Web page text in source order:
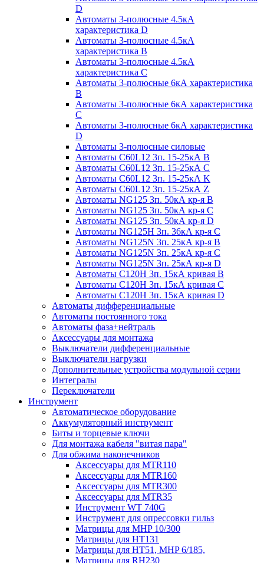
D
Автоматы 3-полюсные 4.5кА
характеристика D
Автоматы 3-полюсные 4.5кА
характеристика В
Автоматы 3-полюсные 4.5кА
характеристика С
Автоматы 3-полюсные 6кА характеристика
B
Автоматы 3-полюсные 6кА характеристика
C
Автоматы 3-полюсные 6кА характеристика
D
Автоматы 3-полюсные силовые
Автоматы C60L12 3п. 15-25кА B
Автоматы C60L12 3п. 15-25кА C
Автоматы C60L12 3п. 15-25кА K
Автоматы C60L12 3п. 15-25кА Z
Автоматы NG125 3п. 50кА кр-я B
Автоматы NG125 3п. 50кА кр-я C
Автоматы NG125 3п. 50кА кр-я D
Автоматы NG125H 3п. 36кА кр-я C
Автоматы NG125N 3п. 25кА кр-я B
Автоматы NG125N 3п. 25кА кр-я C
Автоматы NG125N 3п. 25кА кр-я D
Автоматы С120Н 3п. 15кА кривая B
Автоматы С120Н 3п. 15кА кривая C
Автоматы С120Н 3п. 15кА кривая D
Автоматы дифференциальные
Автоматы постоянного тока
Автоматы фаза+нейтраль
Аксессуары для монтажа
Выключатели дифференциальные
Выключатели нагрузки
Дополнительные устройства модульной серии
Интегралы
Переключатели
Инструмент
Автоматическое оборудование
Аккумуляторный инструмент
Биты и торцевые ключи
Для монтажа кабеля "витая пара"
Для обжима наконечников
Аксессуары для MTR110
Аксессуары для MTR160
Аксессуары для MTR300
Аксессуары для MTR35
Инструмент WT 740G
Инструмент для опрессовки гильз
Матрицы для MHP 10/300
Матрицы для НТ131
Матрицы для НТ51, MHP 6/185,
Матрицы для RH230